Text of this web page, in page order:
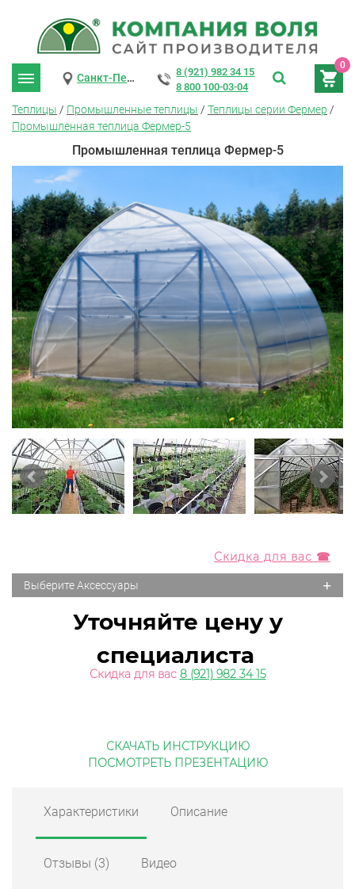
0
Санкт-Петербург
8 (921) 982 34 15
8 800 100-03-04
Теплицы / Промышленные теплицы / Теплицы серии Фермер /
Промышленная теплица Фермер-5
Промышленная теплица Фермер-5
Скидка для вас ☎
Выберите Аксессуары +
Уточняйте цену у
специалиста
Скидка для вас 8 (921) 982 34 15
СКАЧАТЬ ИНСТРУКЦИЮ
ПОСМОТРЕТЬ ПРЕЗЕНТАЦИЮ
Характеристики Описание
Отзывы (3) Видео